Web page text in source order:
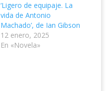
‘Ligero de equipaje. La
vida de Antonio
Machado’, de Ian Gibson
12 enero, 2025
En «Novela»